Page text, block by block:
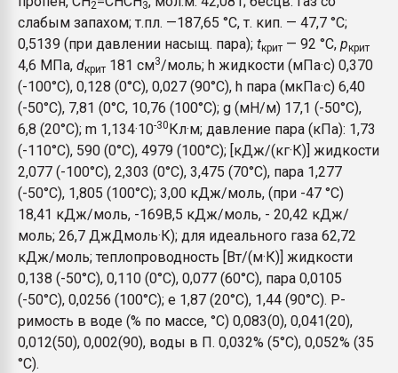
Всё, что касается
бутылок
ПЕРЕЙТИ НА
2 3
слабым запахом; т.пл. —187,65 °С, т. кип. — 47,7 °С;
0,5139 (при давлении насыщ. пара); tкрит — 92 °С, pкрит
4,6 МПа, dкрит 181 см3/моль; h жидкости (мПа·с) 0,370
(-100°С), 0,128 (0°С), 0,027 (90°С), h пара (мкПа·с) 6,40
(-50°С), 7,81 (0°C, 10,76 (100°С); g (мН/м) 17,1 (-50°С),
6,8 (20°С); m 1,134·10-30Кл·м; давление пара (кПа): 1,73
(-110°С), 590 (0°С), 4979 (100°С); [кДж/(кг·К)] жидкости
2,077 (-100°С), 2,303 (0°С), 3,475 (70°С), пара 1,277
(-50°С), 1,805 (100°С); 3,00 кДж/моль, (при -47 °С)
18,41 кДж/моль, -169В,5 кДж/моль, - 20,42 кДж/
моль; 26,7 ДжДмоль·К); для идеального газа 62,72
кДж/моль; теплопроводность [Вт/(м·К)] жидкости
0,138 (-50°С), 0,110 (0°С), 0,077 (60°С), пара 0,0105
(-50°С), 0,0256 (100°С); e 1,87 (20°С), 1,44 (90°С). Р-
римость в воде (% по массе, °С) 0,083(0), 0,041(20),
0,012(50), 0,002(90), воды в П. 0,032% (5°С), 0,052% (35
°С).